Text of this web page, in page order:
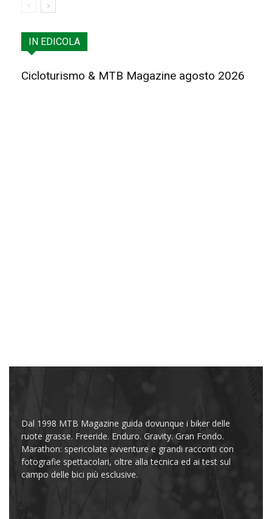
IN EDICOLA
Cicloturismo & MTB Magazine agosto 2026
Dal 1998 MTB Magazine guida dovunque i biker delle
ruote grasse. Freeride. Enduro. Gravity. Gran Fondo.
Marathon: spericolate avventure e grandi racconti con
fotografie spettacolari, oltre alla tecnica ed ai test sul
campo delle bici più esclusive.